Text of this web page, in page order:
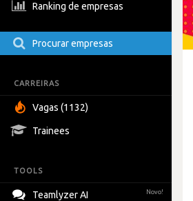
Ranking de empresas
Procurar empresas
CARREIRAS
Vagas (1132)
Trainees
TOOLS
Teamlyzer AI Novo!